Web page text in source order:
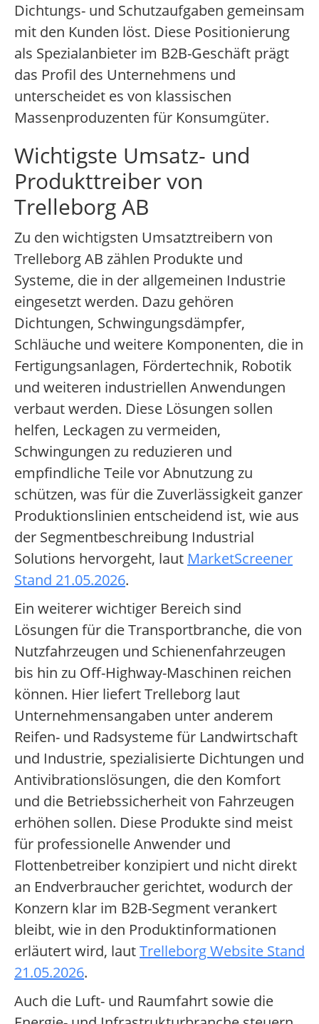
Dichtungs- und Schutzaufgaben gemeinsam
mit den Kunden löst. Diese Positionierung
als Spezialanbieter im B2B-Geschäft prägt
das Profil des Unternehmens und
unterscheidet es von klassischen
Massenproduzenten für Konsumgüter.
Wichtigste Umsatz- und
Produkttreiber von
Trelleborg AB
Zu den wichtigsten Umsatztreibern von
Trelleborg AB zählen Produkte und
Systeme, die in der allgemeinen Industrie
eingesetzt werden. Dazu gehören
Dichtungen, Schwingungsdämpfer,
Schläuche und weitere Komponenten, die in
Fertigungsanlagen, Fördertechnik, Robotik
und weiteren industriellen Anwendungen
verbaut werden. Diese Lösungen sollen
helfen, Leckagen zu vermeiden,
Schwingungen zu reduzieren und
empfindliche Teile vor Abnutzung zu
schützen, was für die Zuverlässigkeit ganzer
Produktionslinien entscheidend ist, wie aus
der Segmentbeschreibung Industrial
Solutions hervorgeht, laut MarketScreener
Stand 21.05.2026.
Ein weiterer wichtiger Bereich sind
Lösungen für die Transportbranche, die von
Nutzfahrzeugen und Schienenfahrzeugen
bis hin zu Off-Highway-Maschinen reichen
können. Hier liefert Trelleborg laut
Unternehmensangaben unter anderem
Reifen- und Radsysteme für Landwirtschaft
und Industrie, spezialisierte Dichtungen und
Antivibrationslösungen, die den Komfort
und die Betriebssicherheit von Fahrzeugen
erhöhen sollen. Diese Produkte sind meist
für professionelle Anwender und
Flottenbetreiber konzipiert und nicht direkt
an Endverbraucher gerichtet, wodurch der
Konzern klar im B2B-Segment verankert
bleibt, wie in den Produktinformationen
erläutert wird, lautTrelleborg Website Stand
21.05.2026.
Auch die Luft- und Raumfahrt sowie die